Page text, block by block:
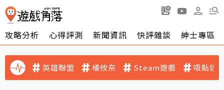
攻略分析 心得評測 新聞資訊 快評雜談 紳士專區
英雄聯盟 橘攸奈 Steam遊戲 吸點迷